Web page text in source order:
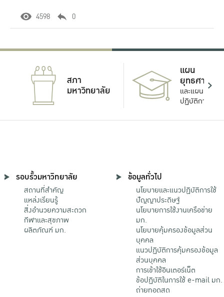
4598 0
สภา
มหาวิทยาลัย
แผน
ยุทธศาสตร์
และแผน
ปฏิบัติการ
รอบรั้วมหาวิทยาลัย
สถานที่สำคัญ
แหล่งเรียนรู้
สิ่งอำนวยความสะดวก
กีฬาและสุขภาพ
ผลิตภัณฑ์ มก.
ข้อมูลทั่วไป
นโยบายและแนวปฏิบัติการใช้
ปัญญาประดิษฐ์
นโยบายการใช้งานเครือข่าย
มก.
นโยบายคุ้มครองข้อมูลส่วน
บุคคล
แนวปฏิบัติการคุ้มครองข้อมูล
ส่วนบุคคล
การเข้าใช้อินเตอร์เน็ต
ข้อปฏิบัติในการใช้ e-mail มก.
ถ่ายทอดสด